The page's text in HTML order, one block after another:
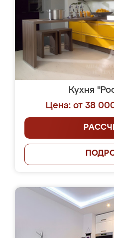
Кухня
Цена: от 38